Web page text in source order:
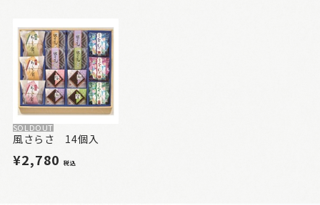
SOLDOUT
風さらさ 14個入
¥2,780税込